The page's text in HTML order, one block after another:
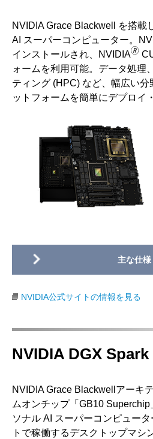
NVIDIA Grace Blackwell を搭載
AI スーパーコンピューター。
インストールされ、NVIDIA🄬
ォームを利用可能。データ処理
ティング (HPC) など、幅広い分
ットフォームを簡単にデプロイ
NVIDIA公式サイトの情報を見る
NVIDIA DGX Spark
NVIDIA Grace Blackwellアーキ
ムオンチップ「GB10
ソナル AI スーパーコンピュー
トで稼働するデスクトップマシ